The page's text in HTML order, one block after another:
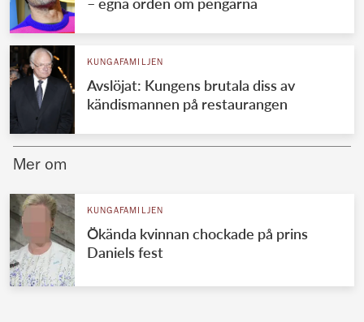
Luxemburgska storhertighuset
Japanska kejsarhuset
Thailändska kungahuset
Marockanska kungahuset
KUNGAFAMILJEN
Avslöjat: Kungens brutala diss av
kändismannen på restaurangen
Mer om
KUNGAFAMILJEN
Ökända kvinnan chockade på prins
Daniels fest